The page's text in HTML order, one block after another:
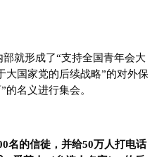
就形成了“支持全国青年会大
大国家党的后续战略”的对外保
名义进行集会。
名的信徒，并给50万人打电话